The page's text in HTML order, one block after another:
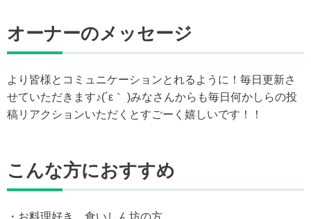
オーナーのメッセージ
より皆様とコミュニケーションとれるように！毎日更新さ
せていただきます♪(´ε｀ )みなさんからも毎日何かしらの投
稿リアクションいただくとすごーく嬉しいです！！
こんな方におすすめ
・お料理好き、食いしん坊の方